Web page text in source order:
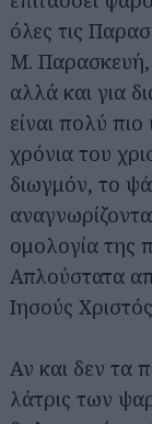
όλες τις
Μ. Παρασκευή,
αλλά και για
είναι πολύ
χρόνια του
διωγμόν, το
ομολογία της
Απλούστατα
Ιησούς
Αν και δεν τα
λάτρις των